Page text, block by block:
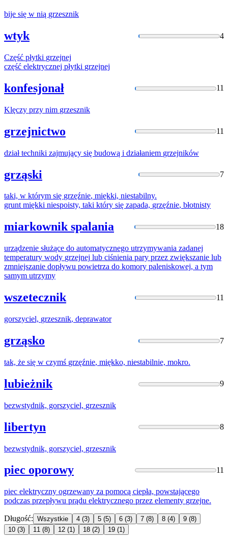
bije się w nią grzesznik
wtyk 4
Część płytki grzejnej
część elektrycznej płytki grzejnej
konfesjonał 11
Klęczy przy nim grzesznik
grzejnictwo 11
dział techniki zajmujący się budową i działaniem grzejników
grząski 7
taki, w którym się grzęźnie, miękki, niestabilny.
grunt miękki niespoisty, taki który się zapada, grzęźnie, błotnisty
miarkownik spalania 18
urządzenie służące do automatycznego utrzymywania zadanej
temperatury wody grzejnej lub ciśnienia pary przez zwiększanie lub
zmniejszanie dopływu powietrza do komory paleniskowej, a tym
samym utrzymy
wszetecznik 11
gorszyciel, grzesznik, deprawator
grząsko 7
tak, że się w czymś grzęźnie, miękko, niestabilnie, mokro.
lubieżnik 9
bezwstydnik, gorszyciel, grzesznik
libertyn 8
bezwstydnik, gorszyciel, grzesznik
piec oporowy 11
piec elektryczny ogrzewany za pomocą ciepła, powstającego
podczas przepływu prądu elektrycznego przez elementy grzejne.
Długość: Wszystkie 4 (3) 5 (5) 6 (3) 7 (8) 8 (4) 9 (8)
10 (3) 11 (8) 12 (1) 18 (2) 19 (1)